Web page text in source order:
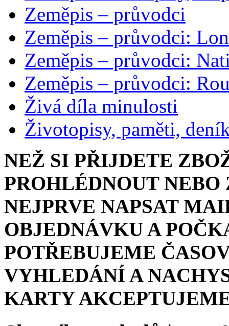
Zeměpis – průvodci
Zeměpis – průvodci:
Zeměpis – průvodci:
Zeměpis – průvodci:
Živá díla minulosti
Životopisy, paměti,
NEŽ SI PŘIJDETE
PROHLÉDNOUT
NEJPRVE NAPSAT
OBJEDNÁVKU A
POTŘEBUJEME
VYHLEDÁNÍ A
KARTY